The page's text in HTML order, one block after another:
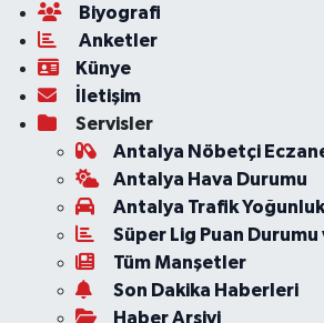
Biyografi
Anketler
Künye
İletişim
Servisler
Antalya Nöbetçi
Antalya Hava Durumu
Antalya Trafik
Süper Lig Puan Durumu
Tüm Manşetler
Son Dakika Haberleri
Haber Arşivi